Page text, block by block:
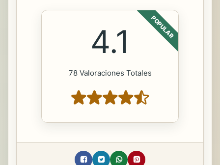
POPULAR
4.1
78 Valoraciones Totales